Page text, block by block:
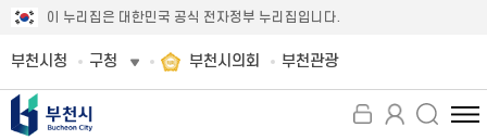
이 누리집은 대한민국 공식 전자정부 누리집입니다.
부천시청 구청 부천시의회 부천관광
전